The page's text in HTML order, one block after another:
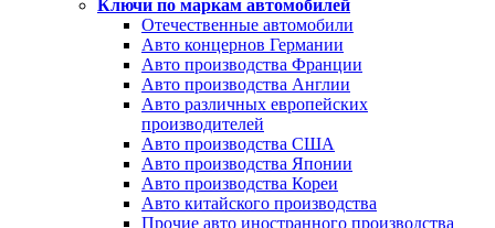
Ключи по маркам автомобилей
Отечественные автомобили
Авто концернов Германии
Авто производства Франции
Авто производства Англии
Авто различных европейских
производителей
Авто производства США
Авто производства Японии
Авто производства Кореи
Авто китайского производства
Прочие авто иностранного производства